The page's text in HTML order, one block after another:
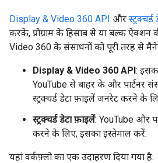
Display & Video 360 API और
करके, प्रोग्राम के हिसाब से या बल्क
Video 360 के संसाधनों को पूरी तरह से
Display & Video 360 API:
YouTube से बाहर के और पार्टनर
स्ट्रक्चर्ड डेटा फ़ाइलें जनरेट करने के
स्ट्रक्चर्ड डेटा फ़ाइलें: YouTube और
करने के लिए, इसका इस्तेमाल करें.
यहां वर्कफ़्लो का एक उदाहरण दिया गया है: